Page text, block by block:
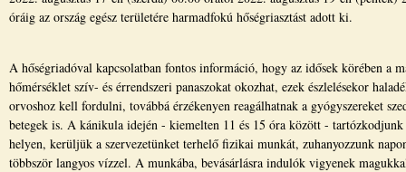
óráig az ország egész területére harmadfokú hőségriasztást adott ki.
A hőségriadóval kapcsolatban fontos információ, hogy az idősek körében a
hőmérséklet szív- és érrendszeri panaszokat okozhat, ezek észlelésekor
orvoshoz kell fordulni, továbbá érzékenyen reagálhatnak a gyógyszereket
betegek is. A kánikula idején - kiemelten 11 és 15 óra között - tartózkodjunk
helyen, kerüljük a szervezetünket terhelő fizikai munkát, zuhanyozzunk
többször langyos vízzel. A munkába, bevásárlásra indulók vigyenek